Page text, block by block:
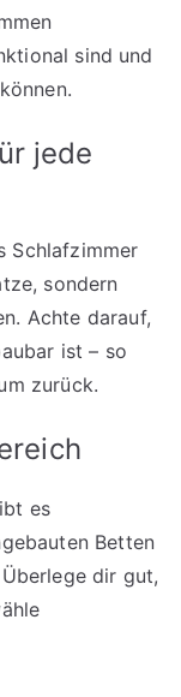
sind und
jede
Schlafzimmer
sondern
Achte darauf,
ist – so
zurück.
es
Betten
dir gut,